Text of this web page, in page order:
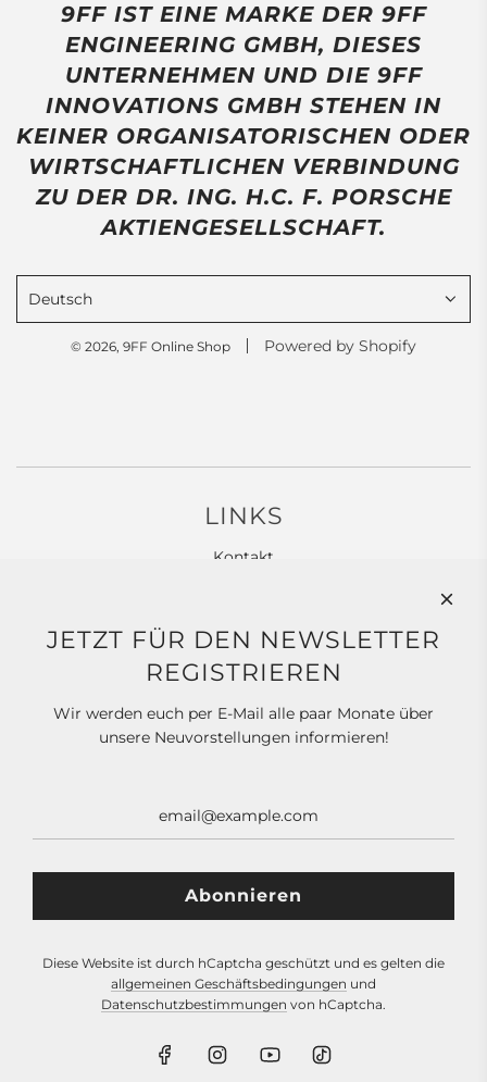
9FF IST EINE MARKE DER 9FF
ENGINEERING GMBH, DIESES
UNTERNEHMEN UND DIE 9FF
INNOVATIONS GMBH STEHEN IN
KEINER ORGANISATORISCHEN ODER
WIRTSCHAFTLICHEN VERBINDUNG
ZU DER DR. ING. H.C. F. PORSCHE
AKTIENGESELLSCHAFT.
Deutsch
© 2026, 9FF Online Shop Powered by Shopify
LINKS
Kontakt
Datenschutz
Impressum
NEWSLETTER
JETZT FÜR DEN NEWSLETTER
REGISTRIEREN
Wir werden euch per E-Mail alle paar Monate über
unsere Neuvorstellungen informieren!
Diese Website ist durch hCaptcha geschützt und es gelten die
allgemeinen Geschäftsbedingungen und
Datenschutzbestimmungen von hCaptcha.